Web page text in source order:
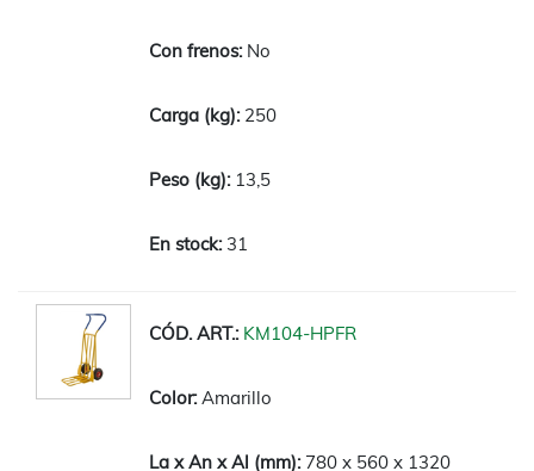
No
250
13,5
31
KM104-HPFR
Amarillo
780 x 560 x 1320